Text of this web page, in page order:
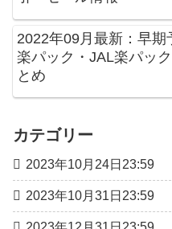
2022年09月最新：早
楽パック・JAL楽パッ
とめ
カテゴリー
2023年10月24日23:59
2023年10月31日23:59